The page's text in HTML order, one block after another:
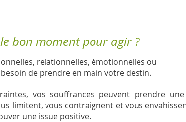
bon moment pour agir ?
relationnelles, émotionnelles ou
de prendre en main votre destin.
vos souffrances peuvent prendre
limitent, vous contraignent et vous
une issue positive.